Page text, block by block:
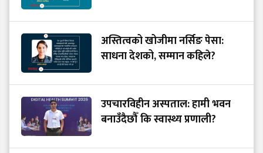
अस्तित्वको खोजीमा नर्सिङ पेसा:
साधना देशको, सम्मान कहिले?
उपचारविहीन अस्पताल: हामी भवन
बनाउँदैछौँ कि स्वास्थ्य प्रणाली?